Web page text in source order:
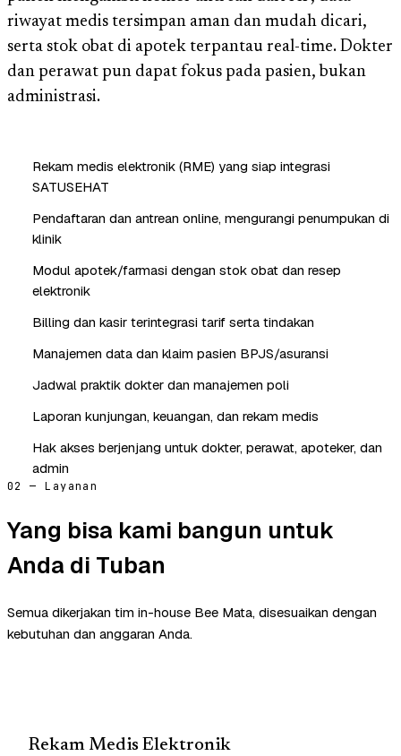
riwayat medis tersimpan aman dan mudah dicari,
serta stok obat di apotek terpantau real-time. Dokter
dan perawat pun dapat fokus pada pasien, bukan
administrasi.
Rekam medis elektronik (RME) yang siap integrasi
SATUSEHAT
Pendaftaran dan antrean online, mengurangi penumpukan di
klinik
Modul apotek/farmasi dengan stok obat dan resep
elektronik
Billing dan kasir terintegrasi tarif serta tindakan
Manajemen data dan klaim pasien BPJS/asuransi
Jadwal praktik dokter dan manajemen poli
Laporan kunjungan, keuangan, dan rekam medis
Hak akses berjenjang untuk dokter, perawat, apoteker, dan
admin
02 — Layanan
Yang bisa kami bangun untuk
Anda di Tuban
Semua dikerjakan tim in-house Bee Mata, disesuaikan dengan
kebutuhan dan anggaran Anda.
Rekam Medis Elektronik